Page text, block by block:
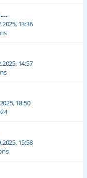
13:36
14:57
18:50
15:58